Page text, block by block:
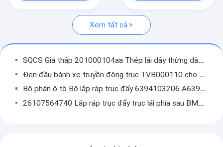
Phụ tùng phụ tùng Tesla
Các bộ phận của Mercedes Sprinter
Phụ tùng thay thế hàng ngày của Iveco
Phụ tùng phụ tùng Ford Transit
Xem tất cả
SQCS Giá thấp 201000104aa Thép lái dây thừng dây đai cuối cho Chery
Đen đầu bánh xe truyền động trục TVB000110 cho Land Rover
Bộ phận ô tô Bộ lắp ráp trục đẩy 6394103206 A6394103206 Cho Mercedes-Benz Viano W639
26107564740 Lắp ráp trục đẩy trục lái phía sau BMW X3 Xe ngoài đường E83